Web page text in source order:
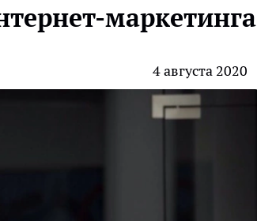
маркетинга
4 августа 2020